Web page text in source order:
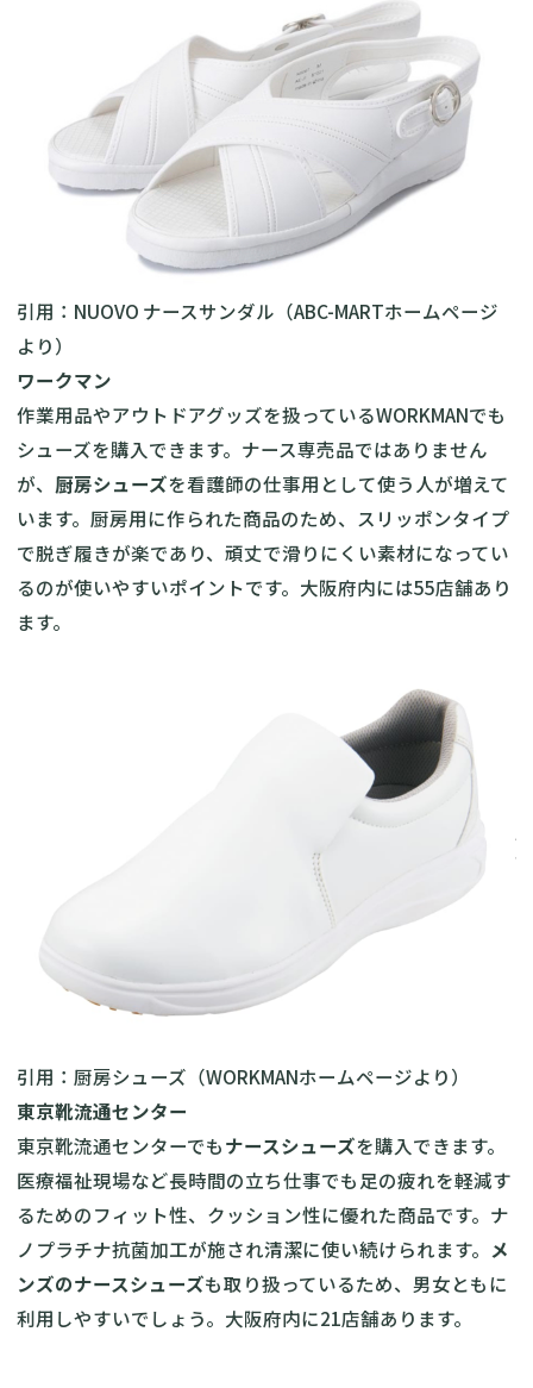
引用：NUOVO ナースサンダル（ABC-MARTホームページ
より）
ワークマン
作業用品やアウトドアグッズを扱っているWORKMANでも
シューズを購入できます。ナース専売品ではありません
が、 厨房シューズを看護師の仕事用として使う人が増えて
います。厨房用に作られた商品のため、スリッポンタイプ
で脱ぎ履きが楽であり、頑丈で滑りにくい素材になってい
るのが使いやすいポイントです。大阪府内には55店舗あり
ます。
引用：厨房シューズ（WORKMANホームページより）
東京靴流通センター
東京靴流通センターでもナースシューズを購入できます。
医療福祉現場など長時間の立ち仕事でも足の疲れを軽減す
るためのフィット性、クッション性に優れた商品です。ナ
ノプラチナ抗菌加工が施され清潔に使い続けられます。 メ
ンズのナースシューズも取り扱っているため、男女ともに
利用しやすいでしょう。大阪府内に21店舗あります。